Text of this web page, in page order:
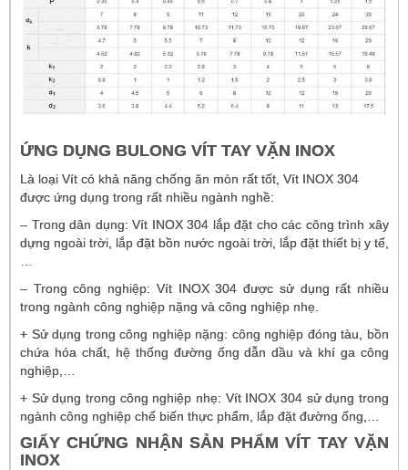
ỨNG DỤNG BULONG VÍT TAY VẶN INOX
Là loại Vít có khả năng chống ăn mòn rất tốt, Vít INOX 304
được ứng dụng trong rất nhiều ngành nghề:
– Trong dân dụng: Vít INOX 304 lắp đặt cho các công trình xây
dựng ngoài trời, lắp đặt bồn nước ngoài trời, lắp đặt thiết bị y tế,
– Trong công nghiệp: Vít INOX 304 được sử dụng rất nhiều
trong ngành công nghiệp nặng và công nghiệp nhẹ.
+ Sử dụng trong công nghiệp nặng: công nghiệp đóng tàu, bồn
chứa hóa chất, hệ thống đường ống dẫn dầu và khí ga công
nghiệp,…
+ Sử dụng trong công nghiệp nhẹ: Vít INOX 304 sử dụng trong
ngành công nghiệp chế biến thực phẩm, lắp đặt đường ống,…
GIẤY CHỨNG NHẬN SẢN PHẨM VÍT TAY VẶN
INOX